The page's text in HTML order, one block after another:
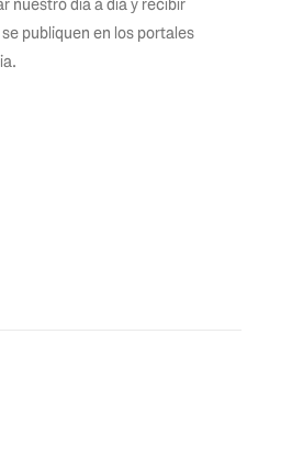
nuestro día a día y recibir
publiquen en los portales